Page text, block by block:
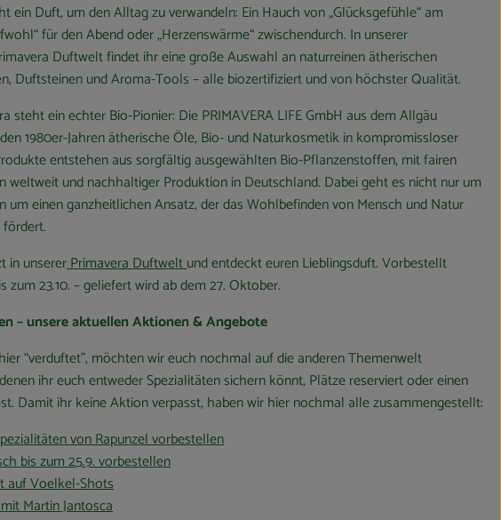
ein Duft, um den Alltag zu verwandeln: Ein Hauch von „Glücksgefühle“ am
für den Abend oder „Herzenswärme“ zwischendurch. In unserer
Duftwelt findet ihr eine große Auswahl an naturreinen ätherischen
Duftsteinen und Aroma-Tools – alle biozertifiziert und von höchster Qualität.
steht ein echter Bio-Pionier: Die PRIMAVERA LIFE GmbH aus dem Allgäu
1980er-Jahren ätherische Öle, Bio- und Naturkosmetik in kompromissloser
entstehen aus sorgfältig ausgewählten Bio-Pflanzenstoffen, mit fairen
weltweit und nachhaltiger Produktion in Deutschland. Dabei geht es nicht nur um
um einen ganzheitlichen Ansatz, der das Wohlbefinden von Mensch und Natur
in unsererPrimavera Duftweltund entdeckt euren Lieblingsduft. Vorbestellt
zum 23.10. – geliefert wird ab dem 27. Oktober.
– unsere aktuellen Aktionen & Angebote
“verduftet”, möchten wir euch nochmal auf die anderen Themenwelt
ihr euch entweder Spezialitäten sichern könnt, Plätze reserviert oder einen
Damit ihr keine Aktion verpasst, haben wir hier nochmal alle zusammengestellt:
von Rapunzel vorbestellen
bis zum 25.9. vorbestellen
auf Voelkel-Shots
Martin Jantosca